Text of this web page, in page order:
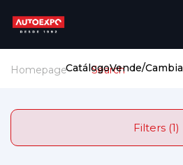
CatálogoVende/Cambia
Homepage Search
Filters (1)